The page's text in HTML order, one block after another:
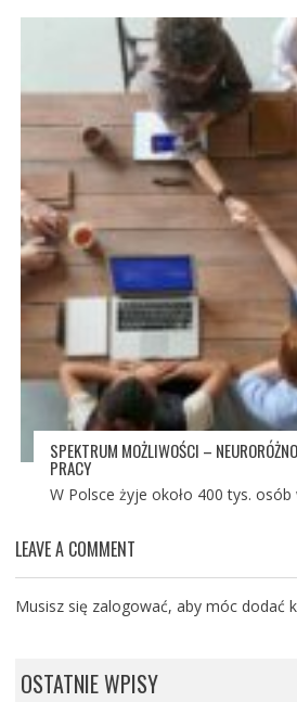
SPEKTRUM MOŻLIWOŚCI –
PRACY
W Polsce żyje około 400 tys. osób
LEAVE A COMMENT
Musisz się zalogować, aby móc dodać
OSTATNIE WPISY